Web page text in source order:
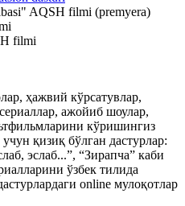
AQSH filmi (premyera)
filmi
ҳажвий кўрсатувлар,
ажойиб шоулар,
кўришингиз
қизиқ бўлган дастурлар:
эслаб...”, “Зирапча” каби
ўзбек тилида
online мулоқотлар